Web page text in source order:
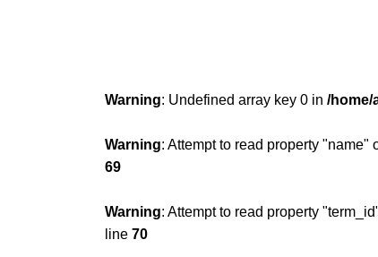
Warning: Undefined array key 0 in /home/
Warning: Attempt to read property "name"
69
Warning: Attempt to read property
line 70